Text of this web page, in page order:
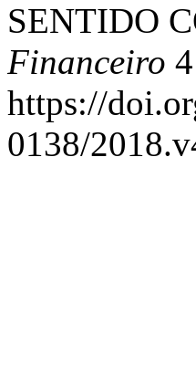
SENTIDO
Financeiro
https://
0138/